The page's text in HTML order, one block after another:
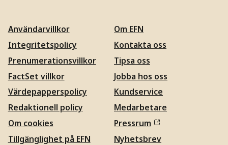
Användarvillkor
Integritetspolicy
Prenumerationsvillkor
FactSet villkor
Värdepapperspolicy
Redaktionell policy
Om cookies
Tillgänglighet på EFN
Om EFN
Kontakta oss
Tipsa oss
Jobba hos oss
Kundservice
Medarbetare
Pressrum
Nyhetsbrev